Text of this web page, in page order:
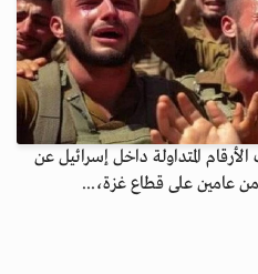
عام 2025، تكشف الأرقام المتداولة داخل إسرائيل عن
عامين على قطاع غزة،...